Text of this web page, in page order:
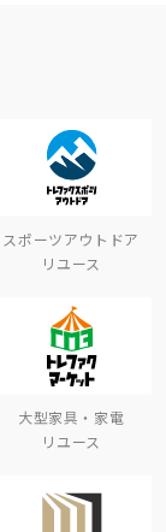
スポーツアウトドア
リユース
大型家具・家電
リユース